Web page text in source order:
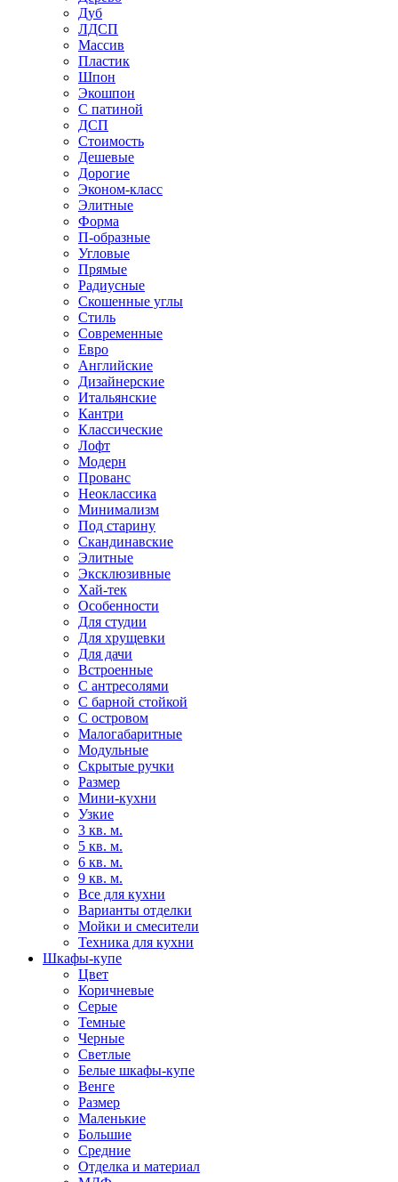
Дуб
ЛДСП
Массив
Пластик
Шпон
Экошпон
С патиной
ДСП
Стоимость
Дешевые
Дорогие
Эконом-класс
Элитные
Форма
П-образные
Угловые
Прямые
Радиусные
Скошенные углы
Стиль
Современные
Евро
Английские
Дизайнерские
Итальянские
Кантри
Классические
Лофт
Модерн
Прованс
Неоклассика
Минимализм
Под старину
Скандинавские
Элитные
Эксклюзивные
Хай-тек
Особенности
Для студии
Для хрущевки
Для дачи
Встроенные
С антресолями
С барной стойкой
С островом
Малогабаритные
Модульные
Скрытые ручки
Размер
Мини-кухни
Узкие
3 кв. м.
5 кв. м.
6 кв. м.
9 кв. м.
Все для кухни
Варианты отделки
Мойки и смесители
Техника для кухни
Шкафы-купе
Цвет
Коричневые
Серые
Темные
Черные
Светлые
Белые шкафы-купе
Венге
Размер
Маленькие
Большие
Средние
Отделка и материал